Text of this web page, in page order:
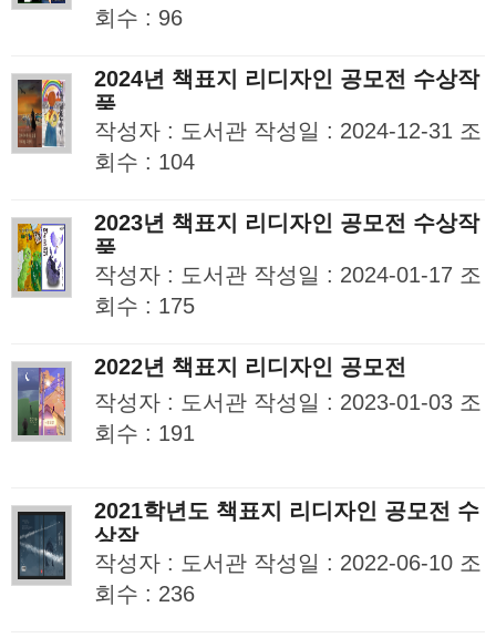
회수 : 96
2024년 책표지 리디자인 공모전 수상작
품
작성자 : 도서관 작성일 : 2024-12-31 조
회수 : 104
2023년 책표지 리디자인 공모전 수상작
품
작성자 : 도서관 작성일 : 2024-01-17 조
회수 : 175
2022년 책표지 리디자인 공모전
작성자 : 도서관 작성일 : 2023-01-03 조
회수 : 191
2021학년도 책표지 리디자인 공모전 수
상작
작성자 : 도서관 작성일 : 2022-06-10 조
회수 : 236